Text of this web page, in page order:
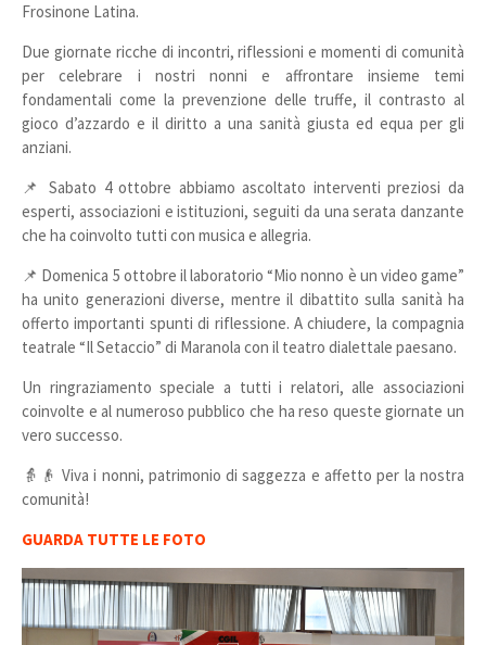
Frosinone Latina.
Due giornate ricche di incontri, riflessioni e momenti di comunità
per celebrare i nostri nonni e affrontare insieme temi
fondamentali come la prevenzione delle truffe, il contrasto al
gioco d’azzardo e il diritto a una sanità giusta ed equa per gli
anziani.
📌 Sabato 4 ottobre abbiamo ascoltato interventi preziosi da
esperti, associazioni e istituzioni, seguiti da una serata danzante
che ha coinvolto tutti con musica e allegria.
📌 Domenica 5 ottobre il laboratorio “Mio nonno è un video game”
ha unito generazioni diverse, mentre il dibattito sulla sanità ha
offerto importanti spunti di riflessione. A chiudere, la compagnia
teatrale “Il Setaccio” di Maranola con il teatro dialettale paesano.
Un ringraziamento speciale a tutti i relatori, alle associazioni
coinvolte e al numeroso pubblico che ha reso queste giornate un
vero successo.
👵👴 Viva i nonni, patrimonio di saggezza e affetto per la nostra
comunità!
GUARDA TUTTE LE FOTO